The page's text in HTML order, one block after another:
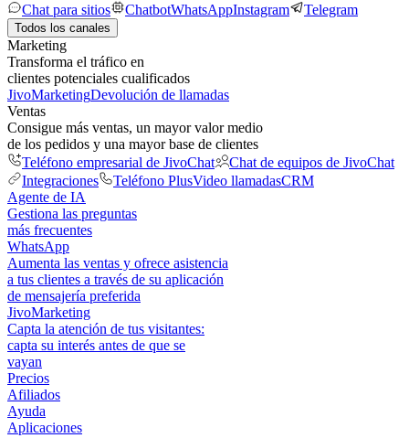
Chat para sitios
ChatbotWhatsAppInstagram Telegram
Todos los canales
Marketing
Transforma el tráfico en
clientes potenciales cualificados
JivoMarketingDevolución de llamadas
Ventas
Consigue más ventas, un mayor valor medio
de los pedidos y una mayor base de clientes
Teléfono empresarial de JivoChat
Chat de equipos de JivoChat
Integraciones
Teléfono PlusVideo llamadasCRM
Agente de IA
Gestiona las preguntas
más frecuentes
WhatsApp
Aumenta las ventas y ofrece asistencia
a tus clientes a través de su aplicación
de mensajería preferida
JivoMarketing
Capta la atención de tus visitantes:
capta su interés antes de que se
vayan
Precios
Afiliados
Ayuda
Aplicaciones